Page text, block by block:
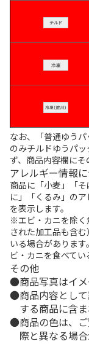
なお、「普通ゆう
のみチルドゆうパ
ず、商品内容欄にそ
アレルギー情報
商品に「小麦」「
に」「くるみ」の
を表示します。
※エビ・カニを除く
された加工品も含
いる場合がありま
ビ・カニを食べてい
その他
商品写真はイメ
商品内容とし
する商品に含
商品の色は、
際と異なる場合